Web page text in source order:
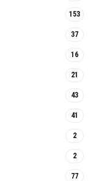
153
37
16
21
43
41
2
2
77